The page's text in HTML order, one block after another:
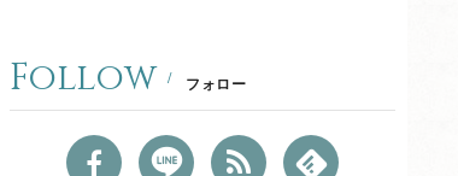
Follow フォロー